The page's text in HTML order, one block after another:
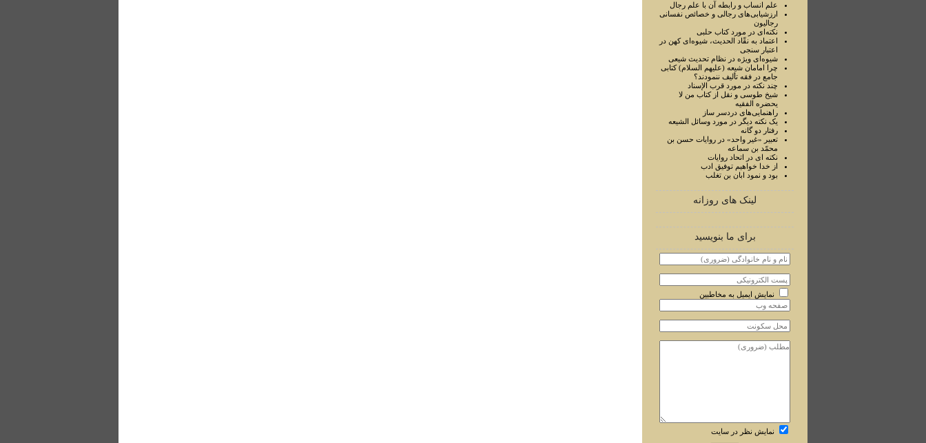
علم انساب و رابطه آن با علم رجال
ارزشيابی‌های رجالی و خصائص نفسانی
رجاليون
نکته‌ای در مورد کتاب حلبی
اعتماد به نقّاد الحديث، شيوه‌ای کهن در
اعتبار سنجی
شيوه‌ای ويژه در نظام تحديث شيعی
چرا امامان شيعه (عليهم السلام) کتابی
جامع در فقه تأليف ننمودند؟
چند نکته در مورد قرب الإسناد
شيخ طوسی و نقل از کتاب من لا
يحضره الفقيه
راهنمايی‌های دردسر ساز
يک نکته ديگر در مورد وسائل الشيعه
رفتار دو گانه
تعبير «غير واحد» در روايات حسن بن
محمّد بن سماعه
نکته ای در اتحاد روايات
از خدا خواهيم توفيق ادب
بود و نمود ابان بن تغلب
لینک های روزانه
برای ما بنویسید
نمایش ایمیل به مخاطبین
نمایش نظر در سایت